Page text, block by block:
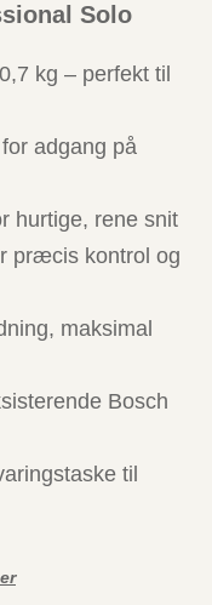
Solo
kg – perfekt til
adgang på
hurtige, rene snit
præcis kontrol og
maksimal
Bosch
til